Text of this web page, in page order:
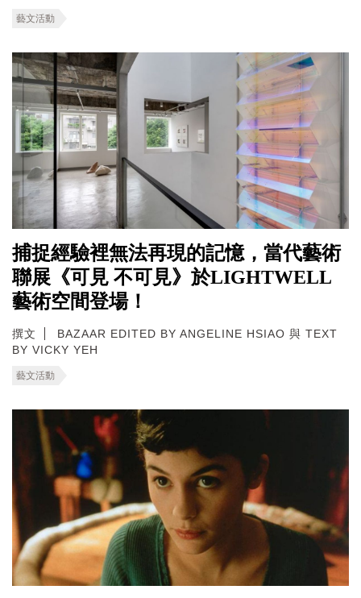
藝文活動
捕捉經驗裡無法再現的記憶，當代藝術
聯展《可見 不可見》於LIGHTWELL
藝術空間登場！
撰文
BAZAAR EDITED BY ANGELINE HSIAO 與 TEXT
BY VICKY YEH
藝文活動